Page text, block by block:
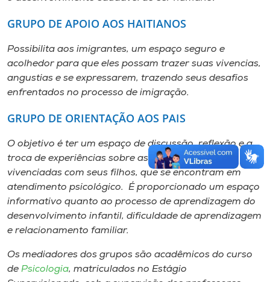
GRUPO DE APOIO AOS HAITIANOS
Possibilita aos imigrantes, um espaço seguro e
acolhedor para que eles possam trazer suas vivencias,
angustias e se expressarem, trazendo seus desafios
enfrentados no processo de imigração.
GRUPO DE ORIENTAÇÃO AOS PAIS
O objetivo é ter um espaço de discussão, reflexão e a
troca de experiências sobre as dificuldades
vivenciadas com seus filhos, que se encontram em
atendimento psicológico. É proporcionado um espaço
informativo quanto ao processo de aprendizagem do
desenvolvimento infantil, dificuldade de aprendizagem
e relacionamento familiar.
Os mediadores dos grupos são acadêmicos do curso
de Psicologia, matriculados no Estágio